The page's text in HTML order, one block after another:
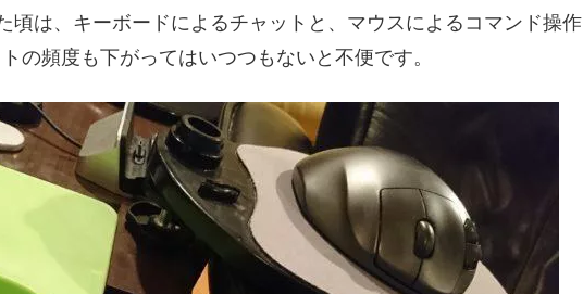
頃は、キーボードによるチャットと、マウスによるコマンド操作
の頻度も下がってはいつつもないと不便です。